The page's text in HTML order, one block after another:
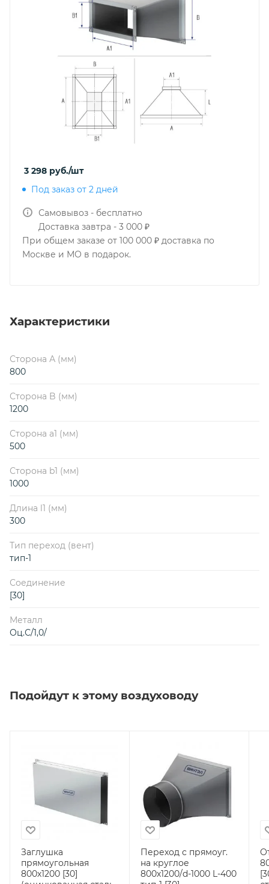
3 298 руб./шт
Под заказ от 2 дней
Самовывоз - бесплатно
Доставка завтра - 3 000 ₽
При общем заказе от 100 000 ₽ доставка по
Москве и МО в подарок.
Характеристики
Сторона А (мм)
800
Сторона B (мм)
1200
Сторона a1 (мм)
500
Сторона b1 (мм)
1000
Длина l1 (мм)
300
Тип переход (вент)
тип-1
Соединение
[30]
Металл
Оц.С/1,0/
Подойдут к этому воздуховоду
Заглушка
прямоугольная
800х1200 [30]
Переход с прямоуг.
на круглое
800х1200/d-1000 L-400